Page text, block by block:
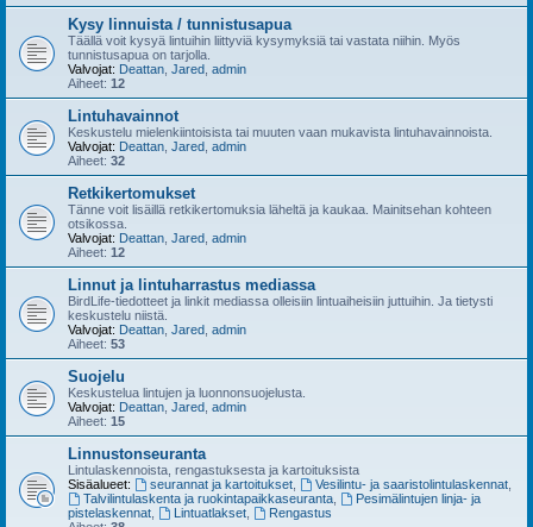
Kysy linnuista / tunnistusapua
Täällä voit kysyä lintuihin liittyviä kysymyksiä tai vastata niihin. Myös
tunnistusapua on tarjolla.
Valvojat: Deattan Jared admin
Aiheet: 12
Lintuhavainnot
Keskustelu mielenkiintoisista tai muuten vaan mukavista lintuhavainnoista.
Valvojat: Deattan Jared admin
Aiheet: 32
Retkikertomukset
Tänne voit lisäillä retkikertomuksia läheltä ja kaukaa. Mainitsehan kohteen
otsikossa.
Valvojat: Deattan Jared admin
Aiheet: 12
Linnut ja lintuharrastus mediassa
BirdLife-tiedotteet ja linkit mediassa olleisiin lintuaiheisiin juttuihin. Ja tietysti
keskustelu niistä.
Valvojat: Deattan Jared admin
Aiheet: 53
Suojelu
Keskustelua lintujen ja luonnonsuojelusta.
Valvojat: Deattan Jared admin
Aiheet: 15
Linnustonseuranta
Lintulaskennoista, rengastuksesta ja kartoituksista
Sisäalueet:
seurannat ja kartoitukset, Vesilintu- ja saaristolintulaskennat,
Talvilintulaskenta ja ruokintapaikkaseuranta,
Pesimälintujen linja- ja
pistelaskennat
Lintuatlakset,
Rengastus